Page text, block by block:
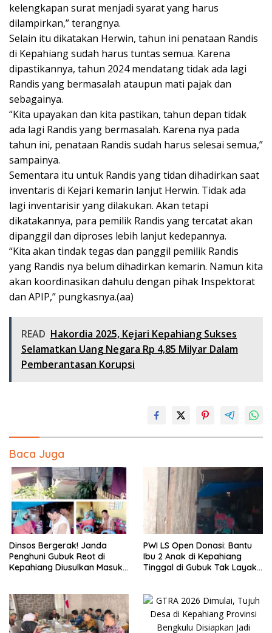
kelengkapan surat menjadi syarat yang harus
dilampirkan,” terangnya.
Selain itu dikatakan Herwin, tahun ini penataan Randis
di Kepahiang sudah harus tuntas semua. Karena
dipastikannya, tahun 2024 mendatang tidak ada lagi
Randis yang bermasalah ataupun mati pajak dan
sebagainya.
“Kita upayakan dan kita pastikan, tahun depan tidak
ada lagi Randis yang bermasalah. Karena nya pada
tahun ini, penataan Randis sudah harus selesai semua,”
sampainya.
Sementara itu untuk Randis yang tidan dihadirkan saat
inventaris di Kejari kemarin lanjut Herwin. Tidak ada
lagi inventarisir yang dilakukan. Akan tetapi
dikatakannya, para pemilik Randis yang tercatat akan
dipanggil dan diproses lebih lanjut kedepannya.
“Kita akan tindak tegas dan panggil pemilik Randis
yang Randis nya belum dihadirkan kemarin. Namun kita
akan koordinasikan dahulu dengan pihak Inspektorat
dan APIP,” pungkasnya.(aa)
READ Hakordia 2025, Kejari Kepahiang Sukses
Selamatkan Uang Negara Rp 4,85 Milyar Dalam
Pemberantasan Korupsi
Baca Juga
Dinsos Bergerak! Janda
Penghuni Gubuk Reot di
Kepahiang Diusulkan Masuk
PWI LS Open Donasi: Bantu
Ibu 2 Anak di Kepahiang
Tinggal di Gubuk Tak Layak